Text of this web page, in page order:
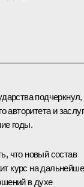
подчеркнул,
авторитета и заслуг
годы.
что новый состав
курс на
в духе